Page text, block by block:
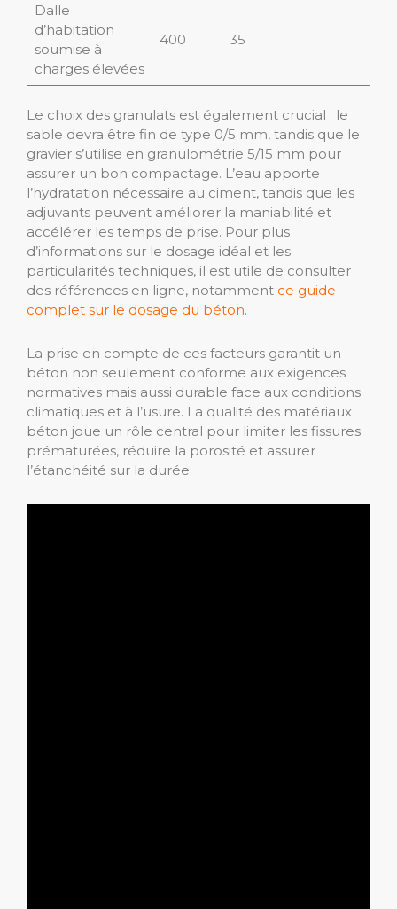
Dalle
d’habitation
soumise à
charges élevées
400 35
Le choix des granulats est également crucial : le
sable devra être fin de type 0/5 mm, tandis que le
gravier s’utilise en granulométrie 5/15 mm pour
assurer un bon compactage. L’eau apporte
l’hydratation nécessaire au ciment, tandis que les
adjuvants peuvent améliorer la maniabilité et
accélérer les temps de prise. Pour plus
d’informations sur le dosage idéal et les
particularités techniques, il est utile de consulter
des références en ligne, notamment ce guide
complet sur le dosage du béton.
La prise en compte de ces facteurs garantit un
béton non seulement conforme aux exigences
normatives mais aussi durable face aux conditions
climatiques et à l’usure. La qualité des matériaux
béton joue un rôle central pour limiter les fissures
prématurées, réduire la porosité et assurer
l’étanchéité sur la durée.